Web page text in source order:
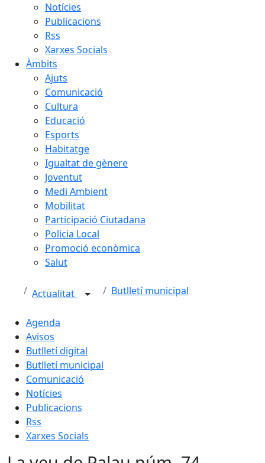
Notícies
Publicacions
Rss
Xarxes Socials
Àmbits
Ajuts
Comunicació
Cultura
Educació
Esports
Habitatge
Igualtat de gènere
Joventut
Medi Ambient
Mobilitat
Participació Ciutadana
Policia Local
Promoció econòmica
Salut
Actualitat Butlletí municipal
Agenda
Avisos
Butlletí digital
Butlletí municipal
Comunicació
Notícies
Publicacions
Rss
Xarxes Socials